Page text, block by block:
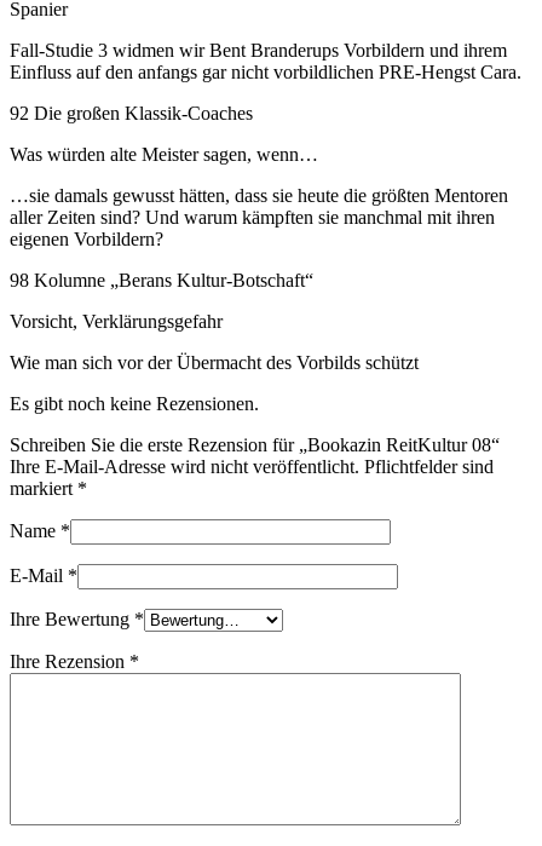
Spanier
Fall-Studie 3 widmen wir Bent Branderups Vorbildern und ihrem
Einfluss auf den anfangs gar nicht vorbildlichen PRE-Hengst Cara.
92 Die großen Klassik-Coaches
Was würden alte Meister sagen, wenn…
…sie damals gewusst hätten, dass sie heute die größten Mentoren
aller Zeiten sind? Und warum kämpften sie manchmal mit ihren
eigenen Vorbildern?
98 Kolumne „Berans Kultur-Botschaft“
Vorsicht, Verklärungsgefahr
Wie man sich vor der Übermacht des Vorbilds schützt
Es gibt noch keine Rezensionen.
Schreiben Sie die erste Rezension für „Bookazin ReitKultur 08“
Ihre E-Mail-Adresse wird nicht veröffentlicht. Pflichtfelder sind
markiert *
Name *
E-Mail *
Ihre Bewertung *
Ihre Rezension *